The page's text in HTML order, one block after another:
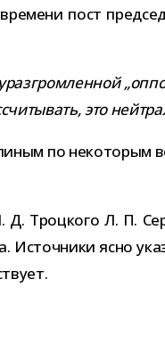
пост
это
по неко­то­рым
Д. Троцкого Л. П.
Источники ясно